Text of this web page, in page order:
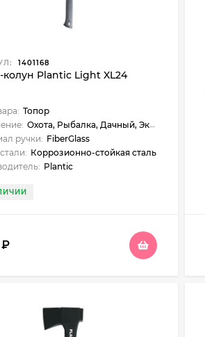
1401168
колун Plantic Light XL24
Топор
Охота, Рыбалка, Дачный, Экспедиционный
ручки: FiberGlass
Коррозионно-стойкая сталь
Plantic
₽